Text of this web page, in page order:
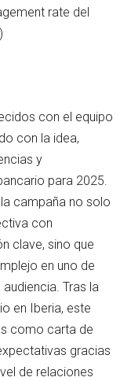
rate del
con el equipo
con la idea,
y
para 2025.
campaña no solo
con
clave, sino que
en uno de
Tras la
en Iberia, este
como carta de
gracias
de relaciones